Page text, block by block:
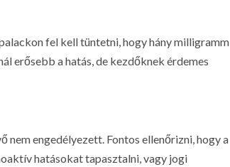
fel kell tüntetni, hogy hány milligramm
erősebb a hatás, de kezdőknek érdemes
engedélyezett. Fontos ellenőrizni, hogy a
hatásokat tapasztalni, vagy jogi